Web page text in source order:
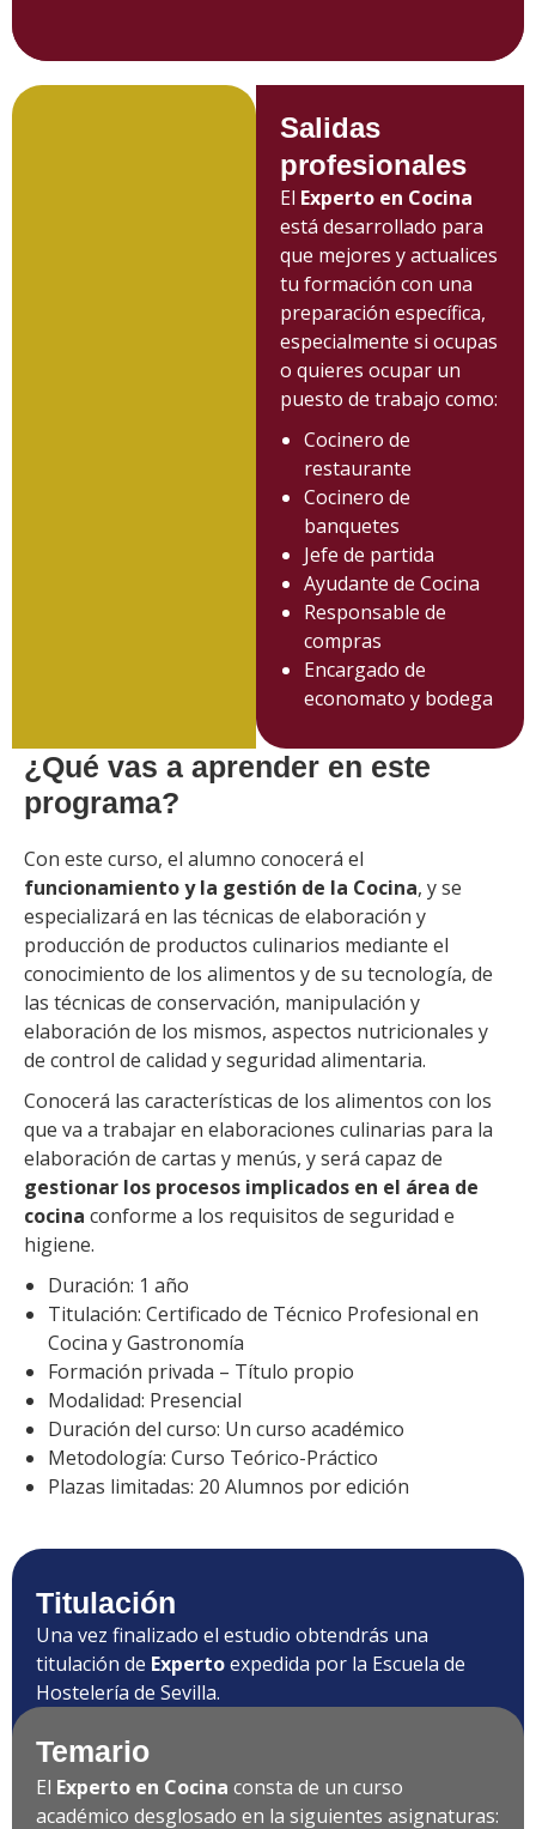
Salidas
profesionales
El Experto en Cocina
está desarrollado para
que mejores y actualices
tu formación con una
preparación específica,
especialmente si ocupas
o quieres ocupar un
puesto de trabajo como:
Cocinero de
restaurante
Cocinero de
banquetes
Jefe de partida
Ayudante de Cocina
Responsable de
compras
Encargado de
economato y bodega
¿Qué vas a aprender en este
programa?
Con este curso, el alumno conocerá el
funcionamiento y la gestión de la Cocina, y se
especializará en las técnicas de elaboración y
producción de productos culinarios mediante el
conocimiento de los alimentos y de su tecnología, de
las técnicas de conservación, manipulación y
elaboración de los mismos, aspectos nutricionales y
de control de calidad y seguridad alimentaria.
Conocerá las características de los alimentos con los
que va a trabajar en elaboraciones culinarias para la
elaboración de cartas y menús, y será capaz de
gestionar los procesos implicados en el área de
cocina conforme a los requisitos de seguridad e
higiene.
Duración: 1 año
Titulación: Certificado de Técnico Profesional en
Cocina y Gastronomía
Formación privada – Título propio
Modalidad: Presencial
Duración del curso: Un curso académico
Metodología: Curso Teórico-Práctico
Plazas limitadas: 20 Alumnos por edición
Titulación
Una vez finalizado el estudio obtendrás una
titulación de Expertoexpedida por la Escuela de
Hostelería de Sevilla.
Temario
El Experto en Cocina consta de un curso
académico desglosado en la siguientes asignaturas: